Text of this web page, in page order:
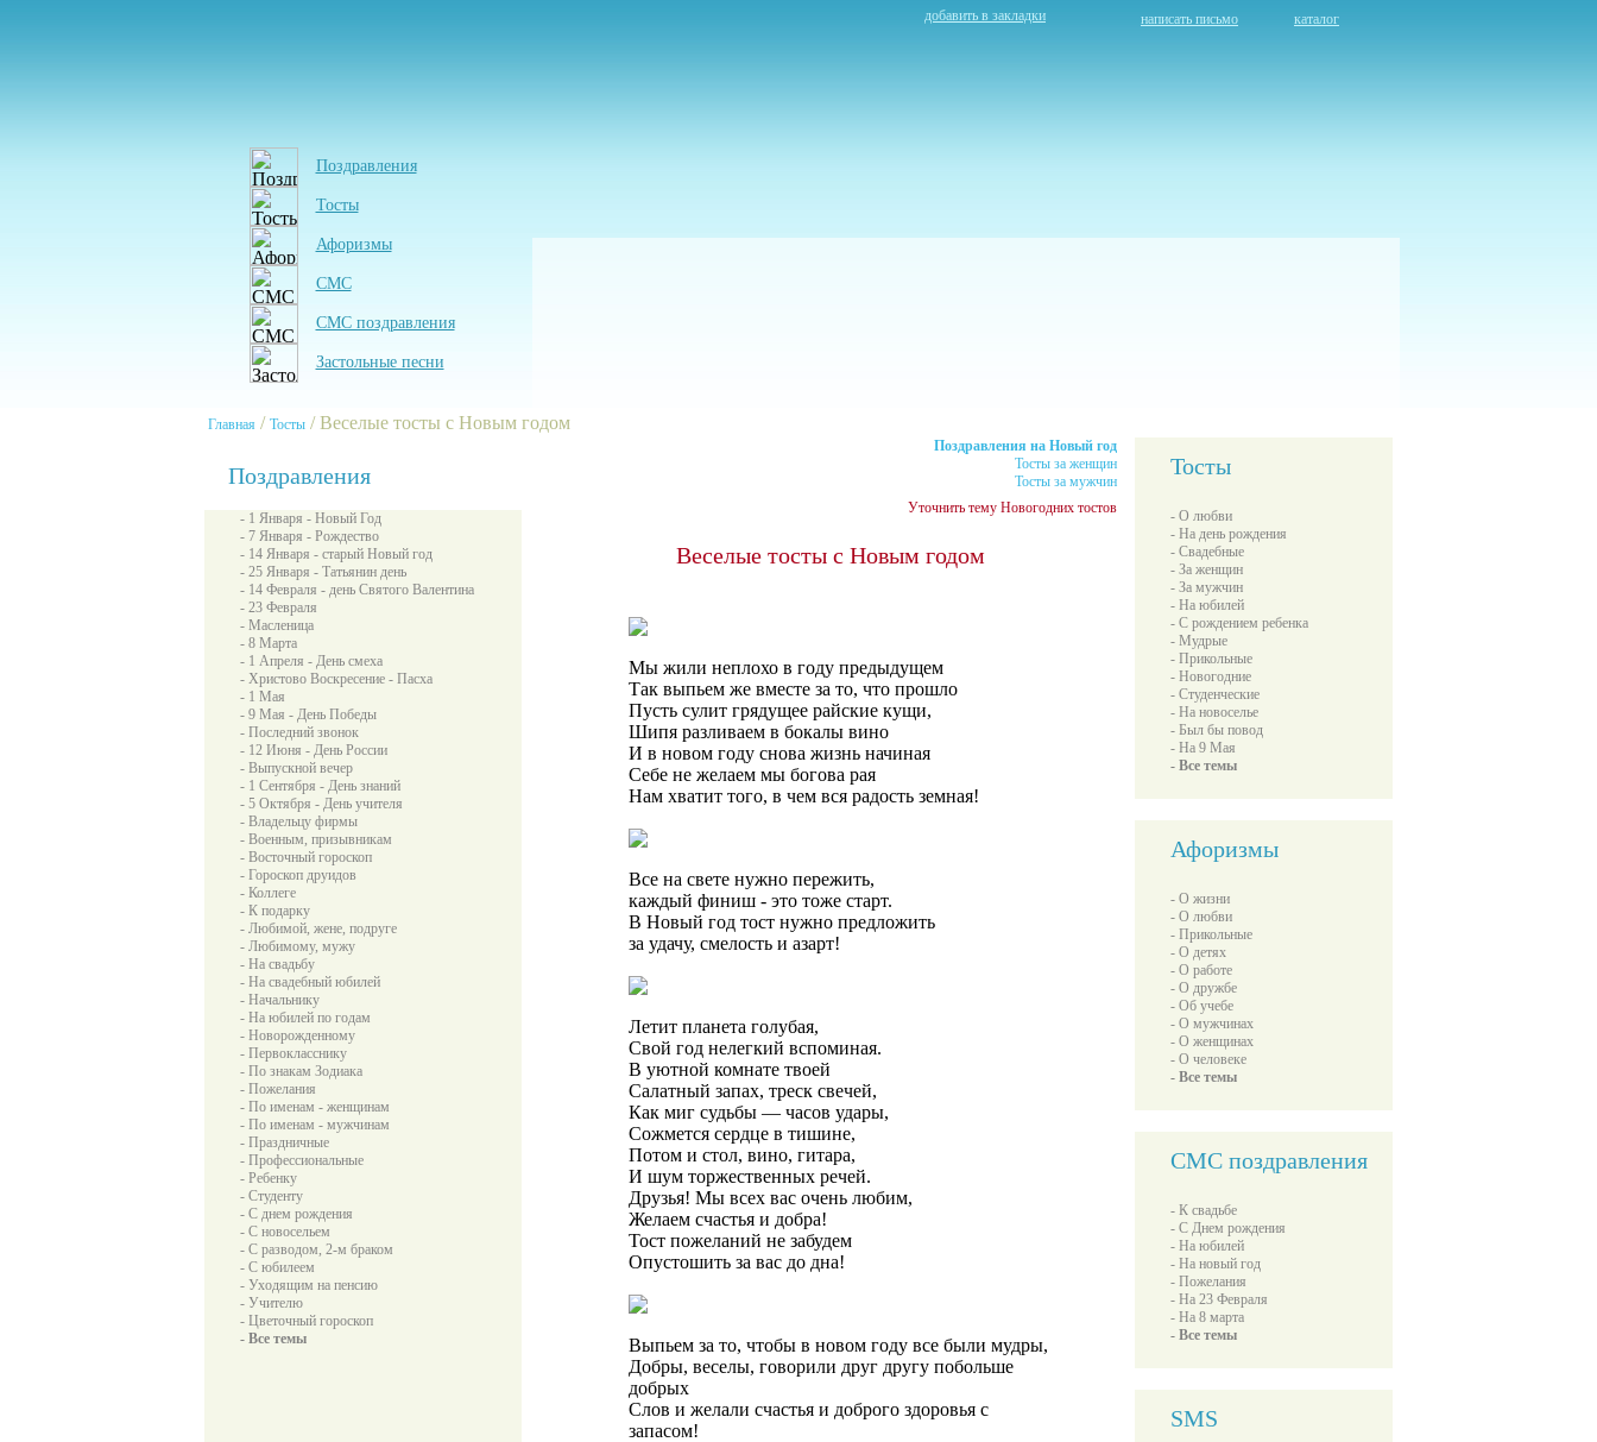
добавить в закладки написать письмо каталог
Поздравления
Тосты
Афоризмы
СМС
СМС поздравления
Застольные песни
Главная / Тосты / Веселые тосты с Новым годом
Поздравления
- 1 Января - Новый Год
- 7 Января - Рождество
- 14 Января - старый Новый год
- 25 Января - Татьянин день
- 14 Февраля - день Святого Валентина
- 23 Февраля
- Масленица
- 8 Марта
- 1 Апреля - День смеха
- Христово Воскресение - Пасха
- 1 Мая
- 9 Мая - День Победы
- Последний звонок
- 12 Июня - День России
- Выпускной вечер
- 1 Сентября - День знаний
- 5 Октября - День учителя
- Владельцу фирмы
- Военным, призывникам
- Восточный гороскоп
- Гороскоп друидов
- Коллеге
- К подарку
- Любимой, жене, подруге
- Любимому, мужу
- На свадьбу
- На свадебный юбилей
- Начальнику
- На юбилей по годам
- Новорожденному
- Первокласснику
- По знакам Зодиака
- Пожелания
- По именам - женщинам
- По именам - мужчинам
- Праздничные
- Профессиональные
- Ребенку
- Студенту
- С днем рождения
- С новосельем
- С разводом, 2-м браком
- С юбилеем
- Уходящим на пенсию
- Учителю
- Цветочный гороскоп
- Все темы
Поздравления на Новый год
Тосты за женщин
Тосты за мужчин
Уточнить тему Новогодних тостов
Веселые тосты с Новым годом
Мы жили неплохо в году предыдущем
Так выпьем же вместе за то, что прошло
Пусть сулит грядущее райские кущи,
Шипя разливаем в бокалы вино
И в новом году снова жизнь начиная
Себе не желаем мы богова рая
Нам хватит того, в чем вся радость земная!
Все на свете нужно пережить,
каждый финиш - это тоже старт.
В Новый год тост нужно предложить
за удачу, смелость и азарт!
Летит планета голубая,
Свой год нелегкий вспоминая.
В уютной комнате твоей
Салатный запах, треск свечей,
Как миг судьбы — часов удары,
Сожмется сердце в тишине,
Потом и стол, вино, гитара,
И шум торжественных речей.
Друзья! Мы всех вас очень любим,
Желаем счастья и добра!
Тост пожеланий не забудем
Опустошить за вас до дна!
Выпьем за то, чтобы в новом году все были мудры,
Добры, веселы, говорили друг другу побольше
добрых
Слов и желали счастья и доброго здоровья с
запасом!
Тосты
- О любви
- На день рождения
- Свадебные
- За женщин
- За мужчин
- На юбилей
- С рождением ребенка
- Мудрые
- Прикольные
- Новогодние
- Студенческие
- На новоселье
- Был бы повод
- На 9 Мая
- Все темы
Афоризмы
- О жизни
- О любви
- Прикольные
- О детях
- О работе
- О дружбе
- Об учебе
- О мужчинах
- О женщинах
- О человеке
- Все темы
СМС поздравления
- К свадьбе
- С Днем рождения
- На юбилей
- На новый год
- Пожелания
- На 23 Февраля
- На 8 марта
- Все темы
SMS